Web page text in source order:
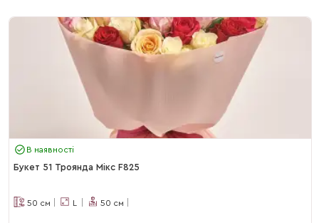
В наявності
Букет 51 Троянда Мікс F825
50 см L 50 см